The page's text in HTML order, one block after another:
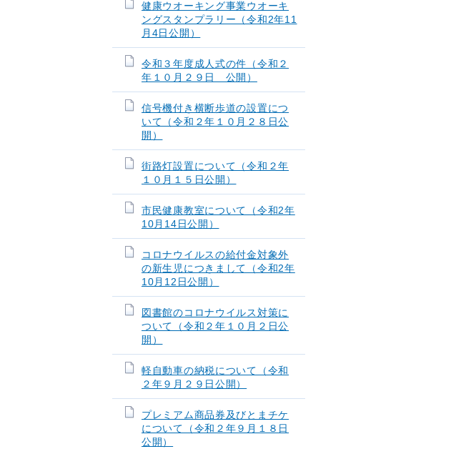
健康ウオーキング事業ウオーキ
ングスタンプラリー（令和2年11
月4日公開）
令和３年度成人式の件（令和２
年１０月２９日 公開）
信号機付き横断歩道の設置につ
いて（令和２年１０月２８日公
開）
街路灯設置について（令和２年
１０月１５日公開）
市民健康教室について（令和2年
10月14日公開）
コロナウイルスの給付金対象外
の新生児につきまして（令和2年
10月12日公開）
図書館のコロナウイルス対策に
ついて（令和２年１０月２日公
開）
軽自動車の納税について（令和
２年９月２９日公開）
プレミアム商品券及びとまチケ
について（令和２年９月１８日
公開）